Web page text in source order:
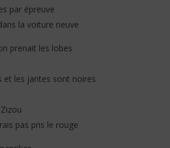
par épreuve
la voiture neuve
prenait les lobes
et les jantes sont noires
pas pris le rouge